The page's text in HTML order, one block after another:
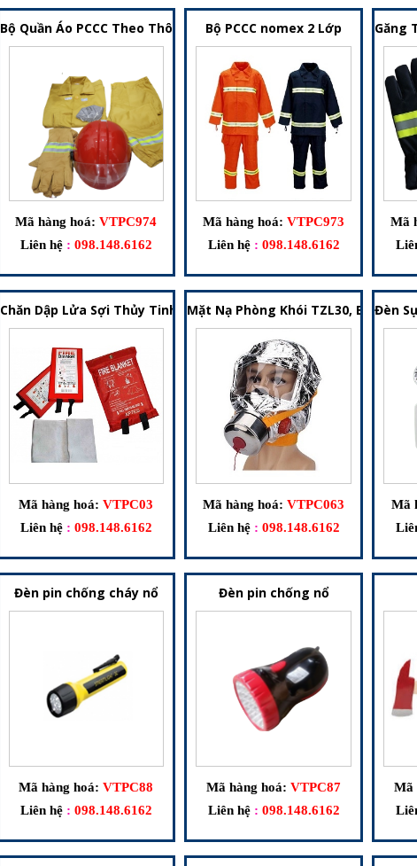
Bộ Quần Áo PCCC Theo Thông Tư 48/2015/TT-BCA – Trang Phục
Mã hàng hoá: VTPC974
Liên hệ : 098.148.6162
Bộ PCCC nomex 2 Lớp
Mã hàng hoá: VTPC973
Liên hệ : 098.148.6162
Găng
Mã
Chăn Dập Lửa Sợi Thủy Tinh – Thiết Bị Hỗ Trợ Dập Cháy Và Thoát
Mã hàng hoá: VTPC03
Liên hệ : 098.148.6162
Mặt Nạ Phòng Khói TZL30, EPK-20
Mã hàng hoá: VTPC063
Liên hệ : 098.148.6162
Đèn
Mã
Đèn pin chống cháy nổ
Mã hàng hoá: VTPC88
Liên hệ : 098.148.6162
Đèn pin chống nổ
Mã hàng hoá: VTPC87
Liên hệ : 098.148.6162
Mã